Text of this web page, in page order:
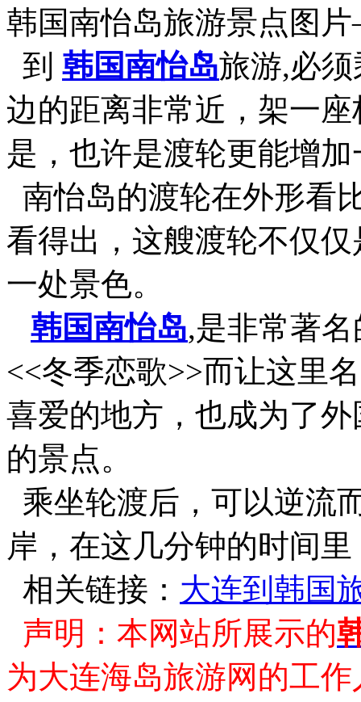
韩国南怡岛旅游景点图
到 韩国南怡岛旅游,必
边的距离非常近，架一
是，也许是渡轮更能增
南怡岛的渡轮在外形看
看得出，这艘渡轮不仅
一处景色。
韩国南怡岛,是非常著
<<冬季恋歌>>而让这里
喜爱的地方，也成为了
的景点。
乘坐轮渡后，可以逆流
岸，在这几分钟的时间
相关链接： 大连到韩国
声明：本网站所展示的
为大连海岛旅游网的工